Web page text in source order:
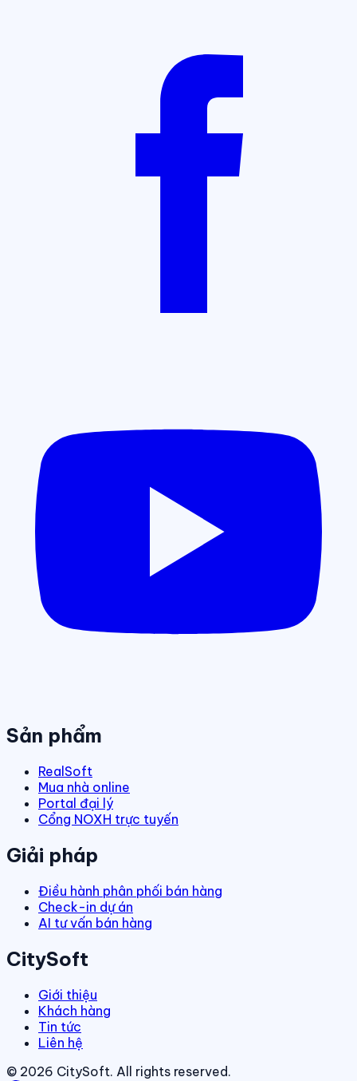
Sản phẩm
RealSoft
Mua nhà online
Portal đại lý
Cổng NOXH trực tuyến
Giải pháp
Điều hành phân phối bán hàng
Check-in dự án
AI tư vấn bán hàng
CitySoft
Giới thiệu
Khách hàng
Tin tức
Liên hệ
© 2026 CitySoft. All rights reserved.